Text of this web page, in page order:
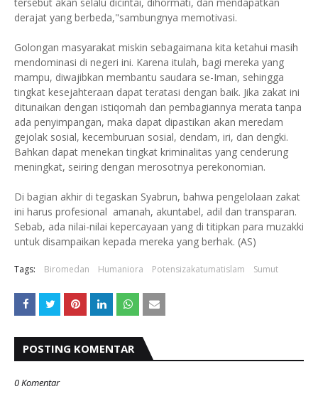
derajat yang berbeda,"sambungnya memotivasi.
Golongan masyarakat miskin sebagaimana kita ketahui masih
mendominasi di negeri ini. Karena itulah, bagi mereka yang
mampu, diwajibkan membantu saudara se-Iman, sehingga
tingkat kesejahteraan dapat teratasi dengan baik. Jika zakat ini
ditunaikan dengan istiqomah dan pembagiannya merata tanpa
ada penyimpangan, maka dapat dipastikan akan meredam
gejolak sosial, kecemburuan sosial, dendam, iri, dan dengki.
Bahkan dapat menekan tingkat kriminalitas yang cenderung
meningkat, seiring dengan merosotnya perekonomian.
Di bagian akhir di tegaskan Syabrun, bahwa pengelolaan zakat
ini harus profesional amanah, akuntabel, adil dan transparan.
Sebab, ada nilai-nilai kepercayaan yang di titipkan para muzakki
untuk disampaikan kepada mereka yang berhak. (AS)
Tags: Biromedan Humaniora Potensizakatumatislam Sumut
POSTING KOMENTAR
0 Komentar